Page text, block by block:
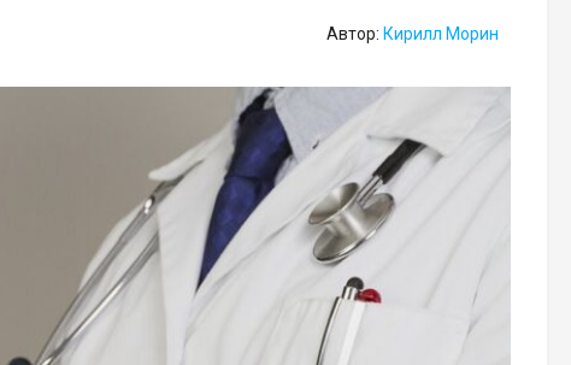
Автор: Кирилл Морин